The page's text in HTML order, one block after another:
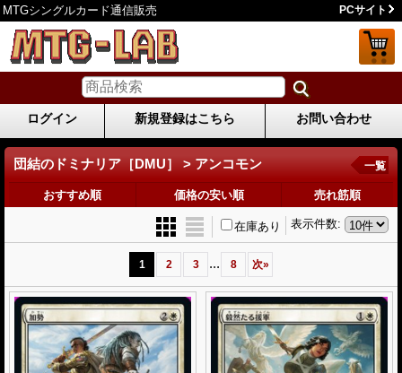
MTGシングルカード通信販売 PCサイト
ログイン 新規登録はこちら お問い合わせ
団結のドミナリア［DMU］ > アンコモン 一覧
おすすめ順 価格の安い順 売れ筋順
表示件数:
在庫あり
1 2 3 ... 8 次»